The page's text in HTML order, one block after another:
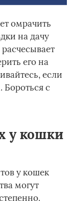
омрачить
на дачу
его на
если
Бороться с
у кошки
у кошек
могут